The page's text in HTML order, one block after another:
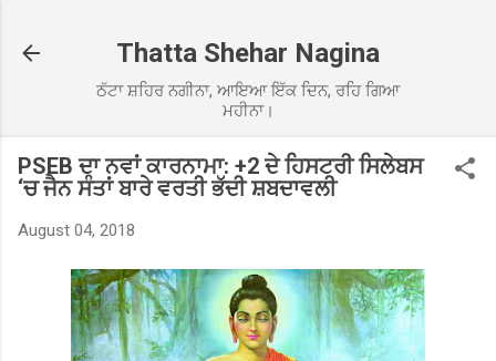
Thatta Shehar Nagina
ਠੱਟਾ ਸ਼ਹਿਰ ਨਗੀਨਾ, ਆਇਆ ਇੱਕ ਦਿਨ, ਰਹਿ ਗਿਆ
ਮਹੀਨਾ।
PSEB ਦਾ ਨਵਾਂ ਕਾਰਨਾਮਾ: +2 ਦੇ ਹਿਸਟਰੀ ਸਿਲੇਬਸ
‘ਚ ਜੈਨ ਸੰਤਾਂ ਬਾਰੇ ਵਰਤੀ ਭੱਦੀ ਸ਼ਬਦਾਵਲੀ
August 04, 2018